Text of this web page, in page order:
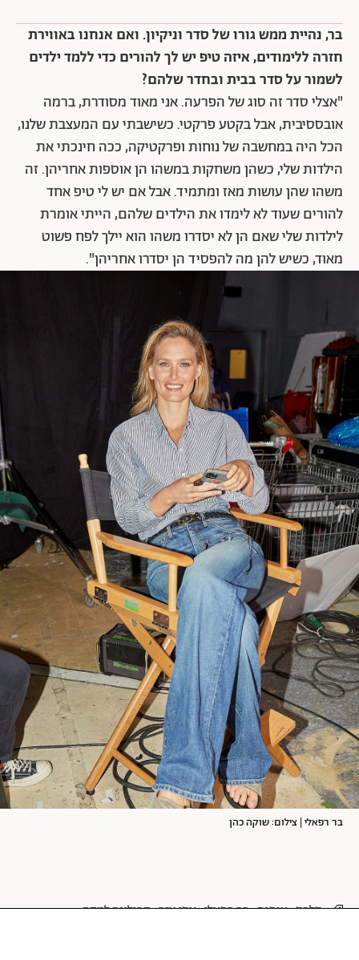
בר, נהיית ממש גורו של סדר וניקיון. ואם אנחנו באווירת
חזרה ללימודים, איזה טיפ יש לך להורים כדי ללמד ילדים
לשמור על סדר בבית ובחדר שלהם?
"אצלי סדר זה סוג של הפרעה. אני מאוד מסודרת, ברמה
אובססיבית, אבל בקטע פרקטי. כשישבתי עם המעצבת שלנו,
הכל היה במחשבה של נוחות ופרקטיקה, ככה חינכתי את
הילדות שלי, כשהן משחקות במשהו הן אוספות אחריהן. זה
משהו שהן עושות מאז ומתמיד. אבל אם יש לי טיפ אחד
להורים שעוד לא לימדו את הילדים שלהם, הייתי אומרת
לילדות שלי שאם הן לא יסדרו משהו הוא יילך לפח פשוט
מאוד, כשיש להן מה להפסיד הן יסדרו אחריהן".
בר רפאלי | צילום: שוקה כהן
סלבס אופנה בר רפאלי אסי עזר קרולינה למקה